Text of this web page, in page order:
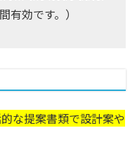
有効です。）
な提案書類で設計案や